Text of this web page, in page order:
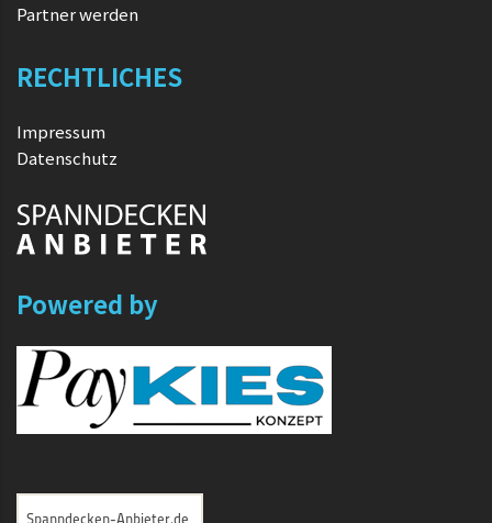
Partner werden
RECHTLICHES
Impressum
Datenschutz
Powered by